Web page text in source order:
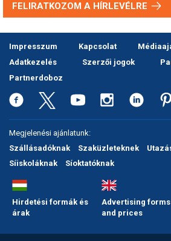
FELIRATKOZOM A HÍRLEVÉLRE
Impresszum Kapcsolat
Adatkezelés
Szerzői jogok
Partnerdoboz
Megjelenési ajánlatunk:
Szállásadóknak
Szaküzleteknek
Síiskoláknak
Síoktatóknak
Hirdetési formák és
árak
Advertising forms
and prices